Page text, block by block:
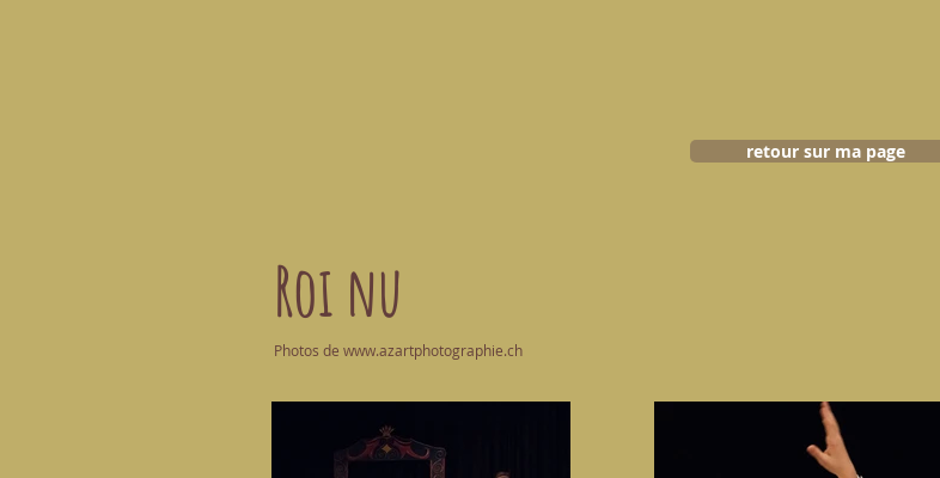
retour sur ma page
Photos de www.azartphotographie.ch
Roi nu